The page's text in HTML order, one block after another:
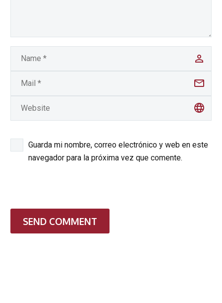
Guarda mi nombre, correo electrónico y web en este
navegador para la próxima vez que comente.
SEND COMMENT